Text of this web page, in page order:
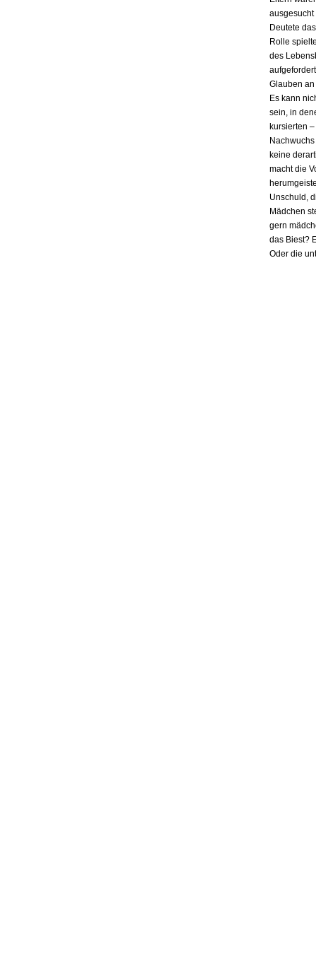
Deutete
Rolle
des
Glauben
Es kann
sein, in
kursierten
keine
macht die
Unschuld,
Mädchen
gern
das Biest?
Oder die